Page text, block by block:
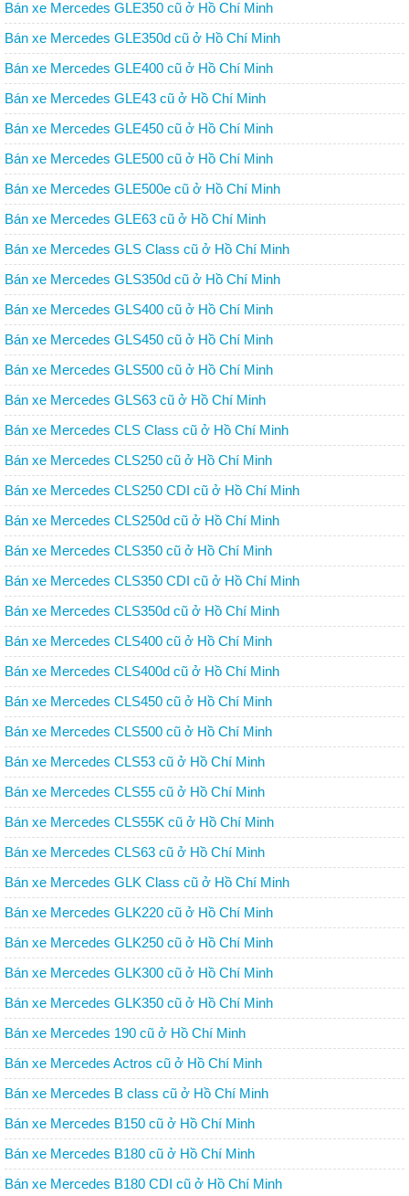
Bán xe Mercedes GLE350 cũ ở Hồ Chí Minh
Bán xe Mercedes GLE350d cũ ở Hồ Chí Minh
Bán xe Mercedes GLE400 cũ ở Hồ Chí Minh
Bán xe Mercedes GLE43 cũ ở Hồ Chí Minh
Bán xe Mercedes GLE450 cũ ở Hồ Chí Minh
Bán xe Mercedes GLE500 cũ ở Hồ Chí Minh
Bán xe Mercedes GLE500e cũ ở Hồ Chí Minh
Bán xe Mercedes GLE63 cũ ở Hồ Chí Minh
Bán xe Mercedes GLS Class cũ ở Hồ Chí Minh
Bán xe Mercedes GLS350d cũ ở Hồ Chí Minh
Bán xe Mercedes GLS400 cũ ở Hồ Chí Minh
Bán xe Mercedes GLS450 cũ ở Hồ Chí Minh
Bán xe Mercedes GLS500 cũ ở Hồ Chí Minh
Bán xe Mercedes GLS63 cũ ở Hồ Chí Minh
Bán xe Mercedes CLS Class cũ ở Hồ Chí Minh
Bán xe Mercedes CLS250 cũ ở Hồ Chí Minh
Bán xe Mercedes CLS250 CDI cũ ở Hồ Chí Minh
Bán xe Mercedes CLS250d cũ ở Hồ Chí Minh
Bán xe Mercedes CLS350 cũ ở Hồ Chí Minh
Bán xe Mercedes CLS350 CDI cũ ở Hồ Chí Minh
Bán xe Mercedes CLS350d cũ ở Hồ Chí Minh
Bán xe Mercedes CLS400 cũ ở Hồ Chí Minh
Bán xe Mercedes CLS400d cũ ở Hồ Chí Minh
Bán xe Mercedes CLS450 cũ ở Hồ Chí Minh
Bán xe Mercedes CLS500 cũ ở Hồ Chí Minh
Bán xe Mercedes CLS53 cũ ở Hồ Chí Minh
Bán xe Mercedes CLS55 cũ ở Hồ Chí Minh
Bán xe Mercedes CLS55K cũ ở Hồ Chí Minh
Bán xe Mercedes CLS63 cũ ở Hồ Chí Minh
Bán xe Mercedes GLK Class cũ ở Hồ Chí Minh
Bán xe Mercedes GLK220 cũ ở Hồ Chí Minh
Bán xe Mercedes GLK250 cũ ở Hồ Chí Minh
Bán xe Mercedes GLK300 cũ ở Hồ Chí Minh
Bán xe Mercedes GLK350 cũ ở Hồ Chí Minh
Bán xe Mercedes 190 cũ ở Hồ Chí Minh
Bán xe Mercedes Actros cũ ở Hồ Chí Minh
Bán xe Mercedes B class cũ ở Hồ Chí Minh
Bán xe Mercedes B150 cũ ở Hồ Chí Minh
Bán xe Mercedes B180 cũ ở Hồ Chí Minh
Bán xe Mercedes B180 CDI cũ ở Hồ Chí Minh